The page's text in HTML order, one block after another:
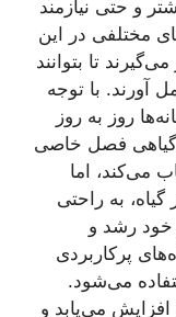
و حتی نیازمند
مختلفی در این
تا بتوانند
آورند. با توجه
روز به روز
گیاهی فصل خاصی
می‌کند، اما
به راحتی
خود رشد و
پرکاربردی
می‌شود.
افزایش می‌یابد و